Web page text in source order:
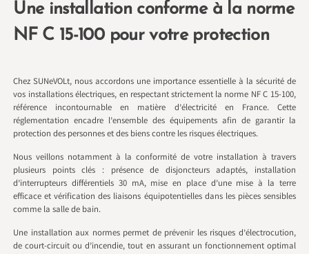
Une installation conforme à la norme
NF C 15-100 pour votre protection
Chez SUNeVOLt, nous accordons une importance essentielle à la sécurité de
vos installations électriques, en respectant strictement la norme NF C 15-100,
référence incontournable en matière d’électricité en France. Cette
réglementation encadre l’ensemble des équipements afin de garantir la
protection des personnes et des biens contre les risques électriques.
Nous veillons notamment à la conformité de votre installation à travers
plusieurs points clés : présence de disjoncteurs adaptés, installation
d’interrupteurs différentiels 30 mA, mise en place d’une mise à la terre
efficace et vérification des liaisons équipotentielles dans les pièces sensibles
comme la salle de bain.
Une installation aux normes permet de prévenir les risques d’électrocution,
de court-circuit ou d’incendie, tout en assurant un fonctionnement optimal